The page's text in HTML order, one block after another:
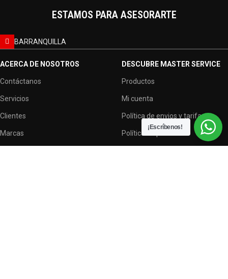
ESTAMOS PARA ASESORARTE
BARRANQUILLA
ACERCA DE NOSOTROS
Contáctanos
Servicios
Clientes
Marcas
DESCUBRE MASTER SERVICE
Productos
Mi cuenta
Política de envios y tarifas
Política de privacidad
¡Escríbenos!